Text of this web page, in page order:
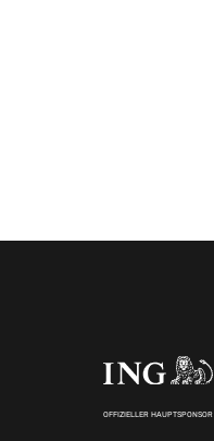
OFFIZIELLER HAUPTSPONSOR